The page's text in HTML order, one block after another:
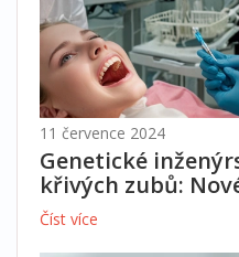
11 července 2024
Genetické
křivých zubů:
Číst více